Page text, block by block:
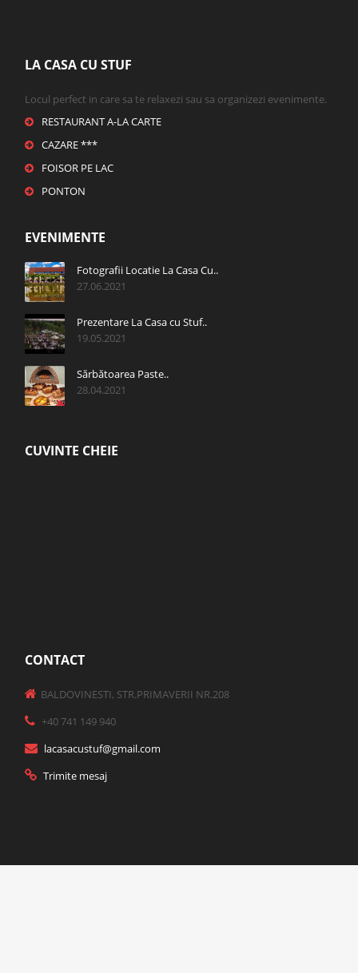
LA CASA CU STUF
Locul perfect in care sa te relaxezi sau sa organizezi evenimente.
RESTAURANT A-LA CARTE
CAZARE ***
FOISOR PE LAC
PONTON
EVENIMENTE
Fotografii Locatie La Casa Cu..
27.06.2021
Prezentare La Casa cu Stuf..
19.05.2021
Sărbătoarea Paste..
28.04.2021
CUVINTE CHEIE
CONTACT
BALDOVINESTI, STR.PRIMAVERII NR.208
+40 741 149 940
lacasacustuf@gmail.com
Trimite mesaj